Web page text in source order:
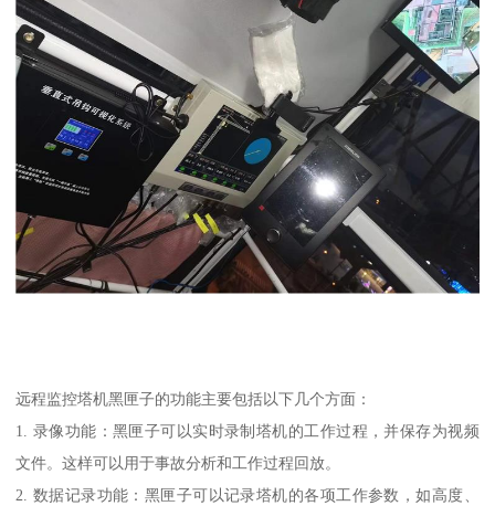
远程监控塔机黑匣子的功能主要包括以下几个方面：
1. 录像功能：黑匣子可以实时录制塔机的工作过程，并保存为视频
文件。这样可以用于事故分析和工作过程回放。
2. 数据记录功能：黑匣子可以记录塔机的各项工作参数，如高度、